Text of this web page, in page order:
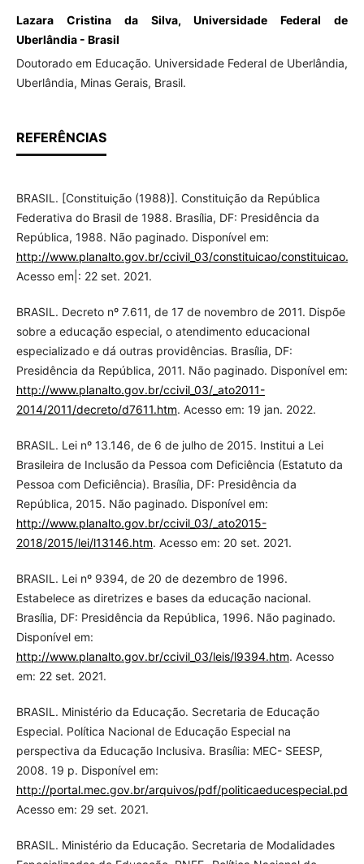
Lazara Cristina da Silva, Universidade Federal de
Uberlândia - Brasil
Doutorado em Educação. Universidade Federal de Uberlândia,
Uberlândia, Minas Gerais, Brasil.
REFERÊNCIAS
BRASIL. [Constituição (1988)]. Constituição da República
Federativa do Brasil de 1988. Brasília, DF: Presidência da
República, 1988. Não paginado. Disponível em:
http://www.planalto.gov.br/ccivil_03/constituicao/
Acesso em|: 22 set. 2021.
BRASIL. Decreto nº 7.611, de 17 de novembro de 2011. Dispõe
sobre a educação especial, o atendimento educacional
especializado e dá outras providências. Brasília, DF:
Presidência da República, 2011. Não paginado. Disponível em:
http://www.planalto.gov.br/ccivil_03/_ato2011-
2014/2011/decreto/d7611.htm. Acesso em: 19 jan. 2022.
BRASIL. Lei nº 13.146, de 6 de julho de 2015. Institui a Lei
Brasileira de Inclusão da Pessoa com Deficiência (Estatuto da
Pessoa com Deficiência). Brasília, DF: Presidência da
República, 2015. Não paginado. Disponível em:
http://www.planalto.gov.br/ccivil_03/_ato2015-
2018/2015/lei/l13146.htm. Acesso em: 20 set. 2021.
BRASIL. Lei nº 9394, de 20 de dezembro de 1996.
Estabelece as diretrizes e bases da educação nacional.
Brasília, DF: Presidência da República, 1996. Não paginado.
Disponível em:
http://www.planalto.gov.br/ccivil_03/leis/l9394.htm. Acesso
em: 22 set. 2021.
BRASIL. Ministério da Educação. Secretaria de Educação
Especial. Política Nacional de Educação Especial na
perspectiva da Educação Inclusiva. Brasília: MEC- SEESP,
2008. 19 p. Disponível em:
http://portal.mec.gov.br/arquivos/pdf/politicaeducespecial.pdf
Acesso em: 29 set. 2021.
BRASIL. Ministério da Educação. Secretaria de Modalidades